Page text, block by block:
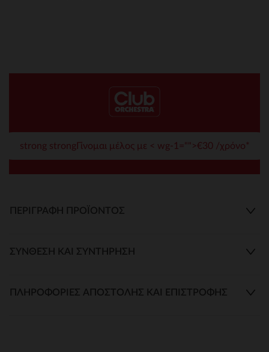
strong strongΓίνομαι μέλος με < wg-1="">€30 /χρόνο*
ΠΕΡΙΓΡΑΦΉ ΠΡΟΪΌΝΤΟΣ
ΣΎΝΘΕΣΗ ΚΑΙ ΣΥΝΤΉΡΗΣΗ
ΠΛΗΡΟΦΟΡΊΕΣ ΑΠΟΣΤΟΛΉΣ ΚΑΙ ΕΠΙΣΤΡΟΦΉΣ